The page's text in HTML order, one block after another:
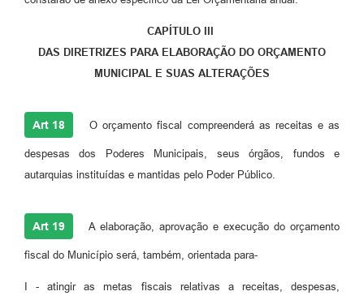
CAPÍTULO III
DAS DIRETRIZES PARA ELABORAÇÃO DO ORÇAMENTO
MUNICIPAL E SUAS ALTERAÇÕES
Art 18 O orçamento fiscal compreenderá as receitas e as
despesas dos Poderes Municipais, seus órgãos, fundos e
autarquias instituídas e mantidas pelo Poder Público.
Art 19 A elaboração, aprovação e execução do orçamento
fiscal do Município será, também, orientada para-
I - atingir as metas fiscais relativas a receitas, despesas,